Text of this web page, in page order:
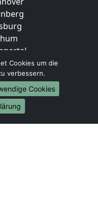
Cookies um die
verbessern.
Cookies